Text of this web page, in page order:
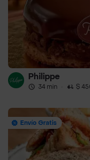
Philippe
34 min · $
Envío Gratis